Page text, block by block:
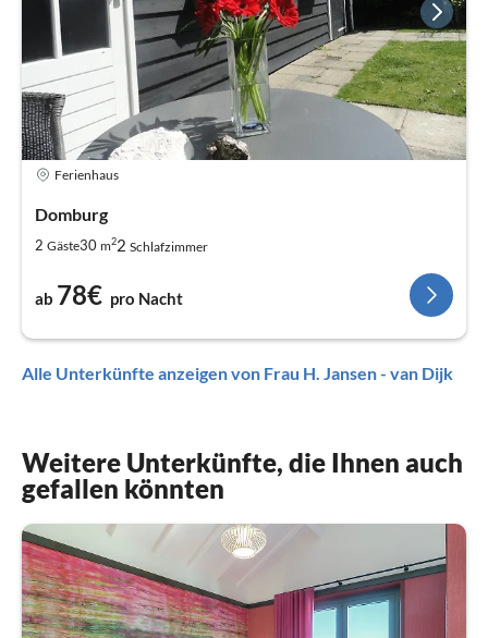
Ferienhaus
Domburg
2 Gäste30 m22 Schlafzimmer
ab 78€ pro Nacht
Alle Unterkünfte anzeigen von Frau H. Jansen - van Dijk
Weitere Unterkünfte, die Ihnen auch
gefallen könnten